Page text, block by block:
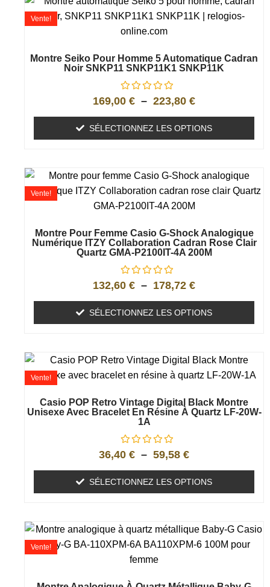
Montre Seiko Pour Homme 5 Automatique Cadran
Noir SNKP11 SNKP11K1 SNKP11K
Vente!
169,00 € – 223,80 €
SÉLECTIONNEZ LES OPTIONS
Montre Pour Femme Casio G-Shock Analogique
Numérique ITZY Collaboration Cadran Rose Clair
Quartz GMA-P2100IT-4A 200M
Vente!
132,60 € – 178,72 €
SÉLECTIONNEZ LES OPTIONS
Casio POP Retro Vintage Digital Black Montre
Unisexe Avec Bracelet En Résine À Quartz LF-20W-
1A
Vente!
36,40 € – 59,58 €
SÉLECTIONNEZ LES OPTIONS
Vente!